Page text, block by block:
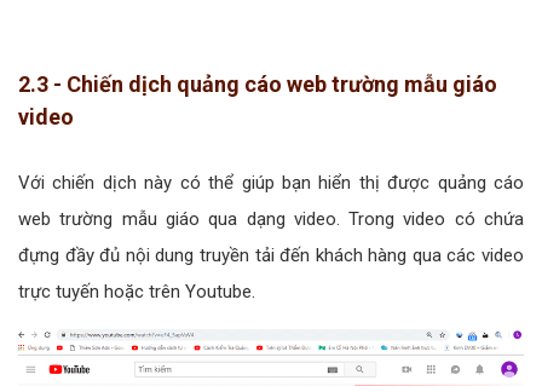
2.3 - Chiến dịch quảng cáo web trường mẫu giáo
video
Với chiến dịch này có thể giúp bạn hiển thị được quảng cáo
web trường mẫu giáo qua dạng video. Trong video có chứa
đựng đầy đủ nội dung truyền tải đến khách hàng qua các video
trực tuyến hoặc trên Youtube.